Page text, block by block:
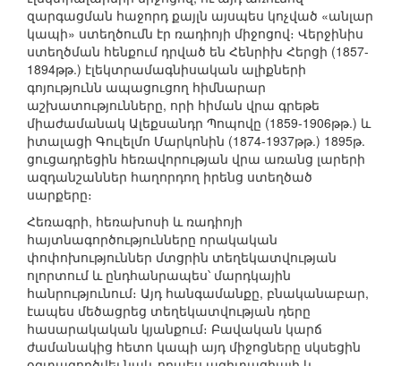
զարգացման հաջորդ քայլն այսպես կոչված «անլար
կապի» ստեղծումն էր ռադիոյի միջոցով։ Վերջինիս
ստեղծման հենքում դրված են Հենրիխ Հերցի (1857-
1894թթ.) էլեկտրամագնիսական ալիքների
գոյությունն ապացուցող հիմնարար
աշխատությունները, որի հիման վրա գրեթե
միաժամանակ Ալեքսանդր Պոպովը (1859-1906թթ.) և
իտալացի Գուլելմո Մարկոնին (1874-1937թթ.) 1895թ.
ցուցադրեցին հեռավորության վրա առանց լարերի
ազդանշաններ հաղորդող իրենց ստեղծած
սարքերը։
Հեռագրի, հեռախոսի և ռադիոյի
հայտնագործությունները որակական
փոփոխություններ մտցրին տեղեկատվության
ոլորտում և ընդհանրապես՝ մարդկային
հանրությունում։ Այդ հանգամանքը, բնականաբար,
էապես մեծացրեց տեղեկատվության դերը
հասարակական կյանքում։ Բավական կարճ
ժամանակից հետո կապի այդ միջոցները սկսեցին